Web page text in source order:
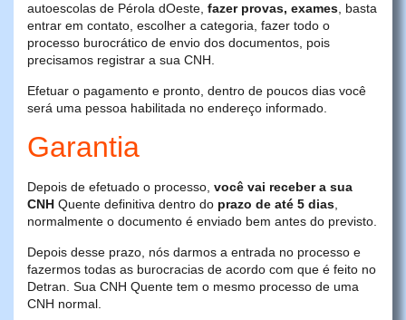
autoescolas de Pérola dOeste, fazer provas, exames, basta
entrar em contato, escolher a categoria, fazer todo o
processo burocrático de envio dos documentos, pois
precisamos registrar a sua CNH.
Efetuar o pagamento e pronto, dentro de poucos dias você
será uma pessoa habilitada no endereço informado.
Garantia
Depois de efetuado o processo, você vai receber a sua
CNH Quente definitiva dentro do prazo de até 5 dias,
normalmente o documento é enviado bem antes do previsto.
Depois desse prazo, nós darmos a entrada no processo e
fazermos todas as burocracias de acordo com que é feito no
Detran. Sua CNH Quente tem o mesmo processo de uma
CNH normal.